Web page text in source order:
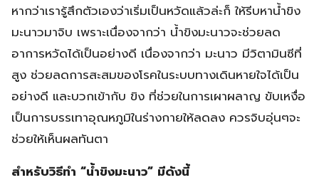
หากว่าเรารู้สึกตัวเองว่าเริ่มเป็นหวัดแล้วล่ะก็ ให้รีบหาน้ำขิง
มะนาวมาจิบ เพราะเนื่องจากว่า น้ำขิงมะนาวจะช่วยลด
อาการหวัดได้เป็นอย่างดี เนื่องจากว่า มะนาว มีวิตามินซีที่
สูง ช่วยลดการสะสมของโรคในระบบทางเดินหายใจได้เป็น
อย่างดี และบวกเข้ากับ ขิง ที่ช่วยในการเผาผลาญ ขับเหงื่อ
เป็นการบรรเทาอุณหภูมิในร่างกายให้ลดลง ควรจิบอุ่นๆจะ
ช่วยให้เห็นผลทันตา
สำหรับวิธีทำ “น้ำขิงมะนาว” มีดังนี้